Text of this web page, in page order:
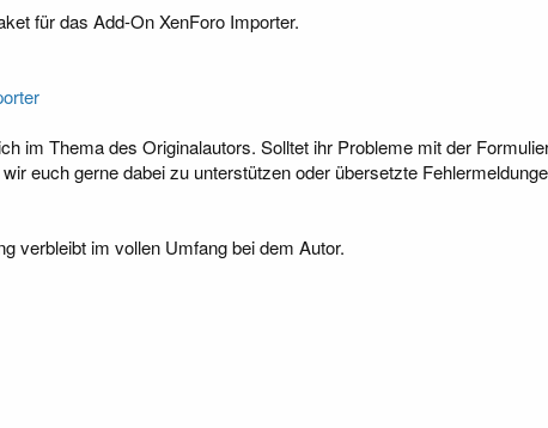
r
für das Add-On XenForo Importer.
im Thema des Originalautors. Solltet ihr Probleme mit der
euch gerne dabei zu unterstützen oder übersetzte
verbleibt im vollen Umfang bei dem Autor.